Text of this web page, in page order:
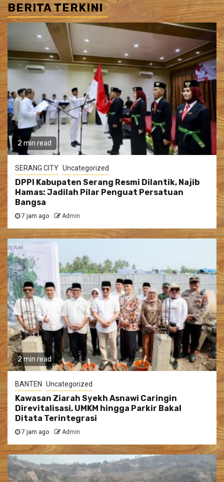
BERITA TERKINI
2 min read
SERANG CITY Uncategorized
DPPI Kabupaten Serang Resmi Dilantik, Najib
Hamas: Jadilah Pilar Penguat Persatuan
Bangsa
7 jam ago Admin
2 min read
BANTEN Uncategorized
Kawasan Ziarah Syekh Asnawi Caringin
Direvitalisasi, UMKM hingga Parkir Bakal
Ditata Terintegrasi
7 jam ago Admin